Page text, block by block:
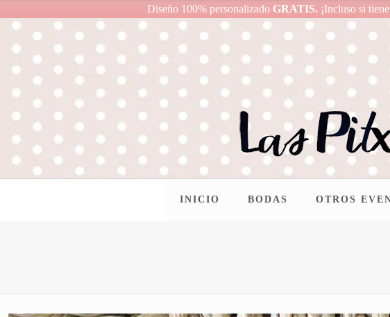
Diseño 100% personalizado GRATIS. ¡Incluso si
INICIO BODAS OTROS